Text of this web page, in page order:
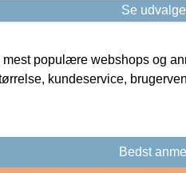
Se
populære webshops og
kundeservice,
Bedst